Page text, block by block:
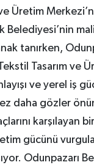
ve Üretim
Belediyesi’nin
tanırken,
Tasarım ve
ve yerel iş
daha gözler
karşılayan
gücünü
Odunpazarı